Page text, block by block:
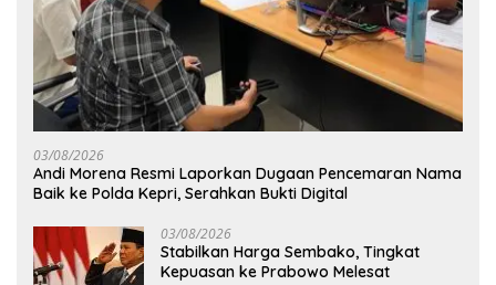
03/08/2026
Andi Morena Resmi Laporkan Dugaan Pencemaran Nama
Baik ke Polda Kepri, Serahkan Bukti Digital
03/08/2026
Stabilkan Harga Sembako, Tingkat
Kepuasan ke Prabowo Melesat